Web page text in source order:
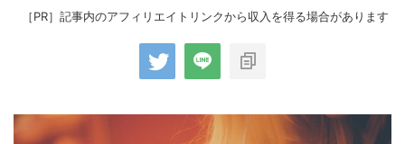
［PR］記事内のアフィリエイトリンクから収入を得る場合があります